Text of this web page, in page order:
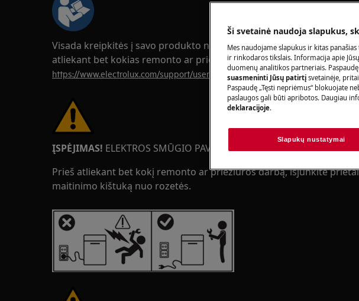
Visada kreipkitės į savo produkto naudojimo vadovo saugos
atliekant bet kokias remonto ar priežiūros operacijas.
https://www.electrolux.com/support/user-manuals/
ĮSPĖJIMAS! ELEKTROS SMŪGIO PAVOJUS
Prieš atliekant bet kokį remonto ar priežiūros darbą, išjunkite
maitinimo kištuką nuo rozetės.
Ši svetainė naudoja slapukus,
Mes naudojame slapukus ir kitas
ir rinkodaros tikslais. Informacija apie
duomenų analitikos partneriais.
suasmeninti Jūsų patirtį svetainėje,
Paspaudę „Tęsti nepriėmus“ blokuojate
paslaugos gali būti apribotos. Daugiau
deklaracijoje.
Slapukų nustatymai